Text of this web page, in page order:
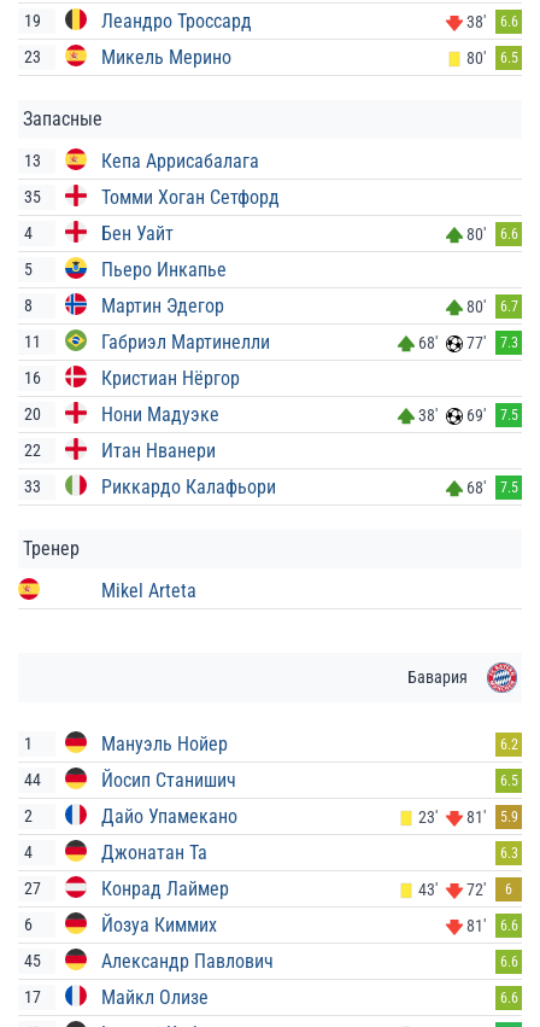
19 Леандро Троссард 38' 6.6
23 Микель Мерино 80' 6.5
Запасные
13 Кепа Аррисабалага
35 Томми Хоган Сетфорд
4 Бен Уайт 80' 6.6
5 Пьеро Инкапье
8 Мартин Эдегор 80' 6.7
11 Габриэл Мартинелли 68' 77' 7.3
16 Кристиан Нёргор
20 Нони Мадуэке 38' 69' 7.5
22 Итан Нванери
33 Риккардо Калафьори 68' 7.5
Тренер
Mikel Arteta
Бавария
1 Мануэль Нойер 6.2
44 Йосип Станишич 6.5
2 Дайо Упамекано 23' 81' 5.9
4 Джонатан Та 6.3
27 Конрад Лаймер 43' 72' 6
6 Йозуа Киммих 81' 6.6
45 Александр Павлович 6.6
17 Майкл Олизе 6.6